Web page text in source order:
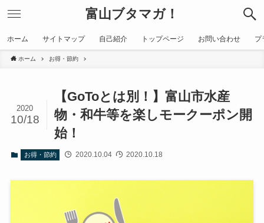
富山ブタマガ！
ホーム サイトマップ 自己紹介 トップページ お問い合わせ プ
ホーム お得・節約
【GoToとは別！】富山市水産
物・和牛等を楽しモークーポン開
始！
2020
10/18
お得・節約 2020.10.04 2020.10.18